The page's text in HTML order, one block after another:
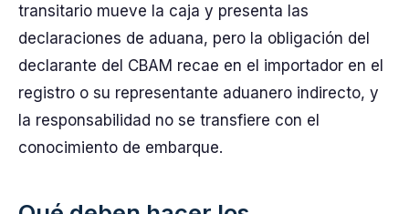
transitario mueve la caja y presenta las
declaraciones de aduana, pero la obligación del
declarante del CBAM recae en el importador en el
registro o su representante aduanero indirecto, y
la responsabilidad no se transfiere con el
conocimiento de embarque.